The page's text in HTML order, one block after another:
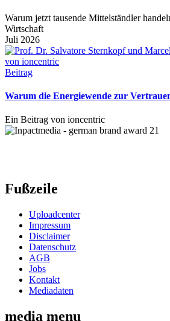
Warum jetzt tausende Mittelständler
Wirtschaft
Juli 2026
Beitrag
Warum die Energiewende zur
Ein Beitrag von ioncentric
Fußzeile
Uploadcenter
Impressum
Disclaimer
Datenschutz
AGB
Jobs
Kontakt
Mediadaten
media menu